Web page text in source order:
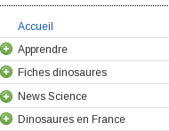
Accueil
Apprendre
Fiches dinosaures
News Science
Dinosaures en France